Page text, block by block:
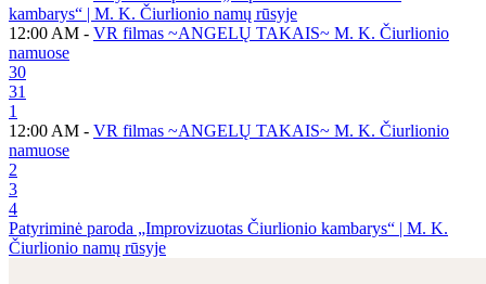
kambarys“ | M. K. Čiurlionio namų rūsyje
12:00 AM - VR filmas ~ANGELŲ TAKAIS~ M. K. Čiurlionio
namuose
30
31
1
12:00 AM - VR filmas ~ANGELŲ TAKAIS~ M. K. Čiurlionio
namuose
2
3
4
Patyriminė paroda „Improvizuotas Čiurlionio kambarys“ | M. K.
Čiurlionio namų rūsyje